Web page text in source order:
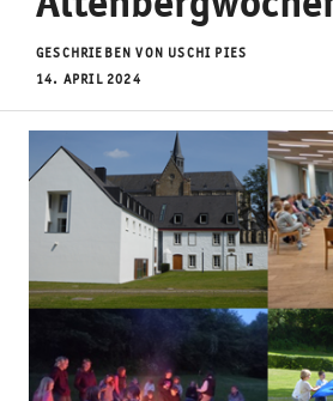
GESCHRIEBEN VON USCHI PIES
14. APRIL 2024